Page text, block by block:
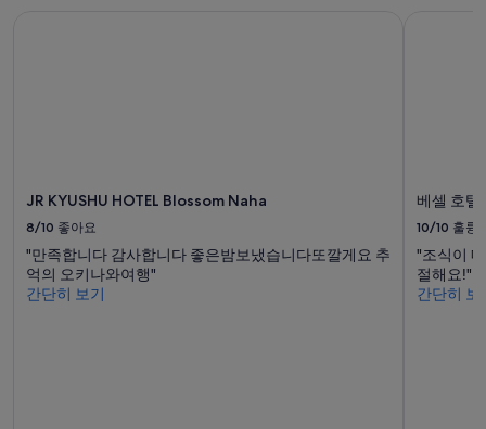
JR KYUSHU HOTEL Blossom Naha
8/10 좋아요
"만족합니다 감사합니다 좋은밤보냈습니다또깔게요 추
억의 오키나와여행"
간단히 보기
베셀 호텔
10/10 훌륭
"조식이
절해요!"
간단히 보